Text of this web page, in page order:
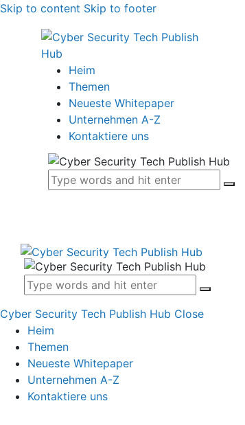
Skip to content Skip to footer
Heim
Themen
Neueste Whitepaper
Unternehmen A-Z
Kontaktiere uns
Cyber Security Tech Publish Hub Close
Heim
Themen
Neueste Whitepaper
Unternehmen A-Z
Kontaktiere uns